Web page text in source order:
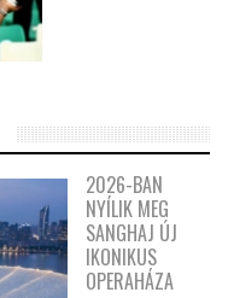
2026-BAN
NYÍLIK MEG
SANGHAJ ÚJ
IKONIKUS
OPERAHÁZA